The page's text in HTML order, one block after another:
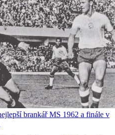
brankář MS 1962 a finále v